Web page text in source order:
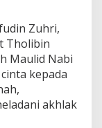
Zuhri,
Tholibin
Maulid Nabi
kepada
akhlak